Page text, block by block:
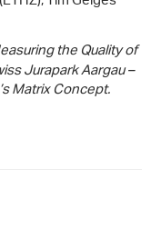
the Quality of
Jurapark Aargau –
Matrix Concept.